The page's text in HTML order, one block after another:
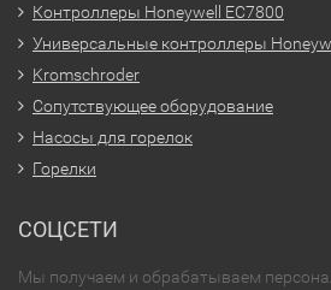
Контроллеры Honeywell EC7800
Универсальные контроллеры
Kromschroder
Сопутствующее оборудование
Насосы для горелок
Горелки
СОЦСЕТИ
Мы получаем и обрабатываем